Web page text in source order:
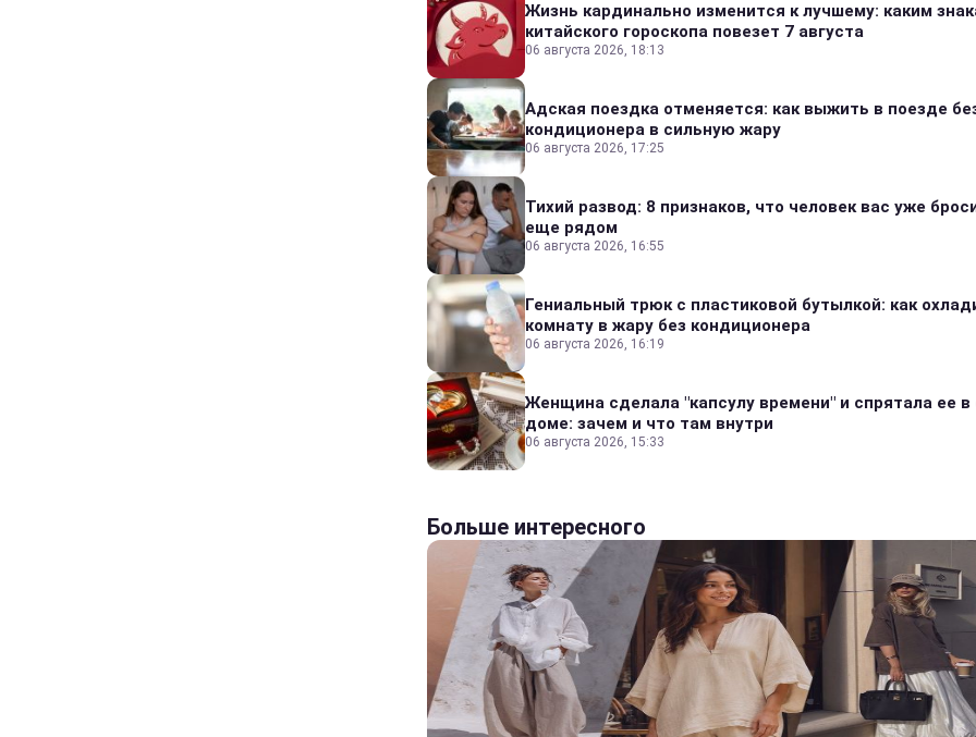
Жизнь кардинально изменится к лучшему: каким
китайского гороскопа повезет 7 августа
06 августа 2026, 18:13
Адская поездка отменяется: как выжить в поезде
кондиционера в сильную жару
06 августа 2026, 17:25
Тихий развод: 8 признаков, что человек вас уже
еще рядом
06 августа 2026, 16:55
Гениальный трюк с пластиковой бутылкой: как
комнату в жару без кондиционера
06 августа 2026, 16:19
Женщина сделала "капсулу времени" и спрятала ее в
доме: зачем и что там внутри
06 августа 2026, 15:33
Больше интересного